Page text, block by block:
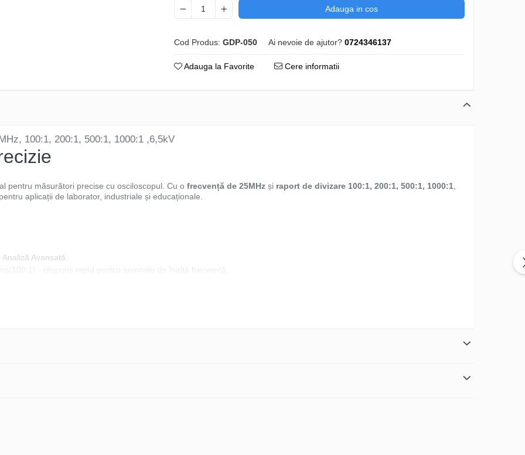
Adauga in cos
Cod Produs: GDP-050 Ai nevoie de ajutor? 0724346137
Adauga la Favorite Cere informatii
100:1, 200:1, 500:1, 1000:1 ,6,5kV
pentru măsurători precise cu osciloscopul. Cu o frecvență de 25MHz și raport de divizare 100:1, 200:1, 500:1, 1000:1
aplicații de laborator, industriale și educaționale.
Avansată.
- răspuns rapid pentru semnale de înaltă frecvență.